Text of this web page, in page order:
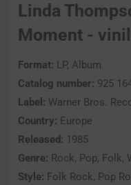
Linda
Moment -
Format: LP, Album
Catalog number: 925
Label: Warner Bros.
Country: Europe
Released: 1985
Genre: Rock, Pop, Folk,
Style: Folk Rock, Pop